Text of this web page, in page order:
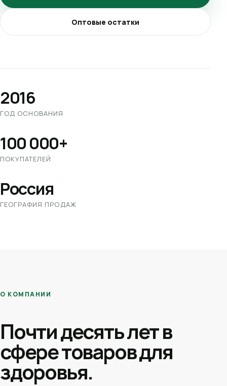
Оптовые остатки
2016
ГОД ОСНОВАНИЯ
100 000+
ПОКУПАТЕЛЕЙ
Россия
ГЕОГРАФИЯ ПРОДАЖ
О КОМПАНИИ
Почти десять лет в
сфере товаров для
здоровья.